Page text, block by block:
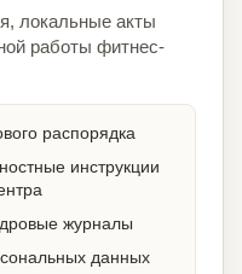
локальные акты
работы фитнес-
распорядка
инструкции
журналы
данных